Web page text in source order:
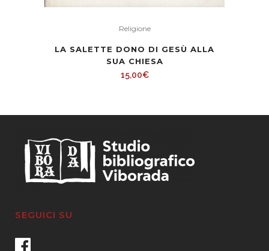
Religione
LA SALETTE DONO DI GESÙ ALLA
SUA CHIESA
15,00€
SEGUICI SU